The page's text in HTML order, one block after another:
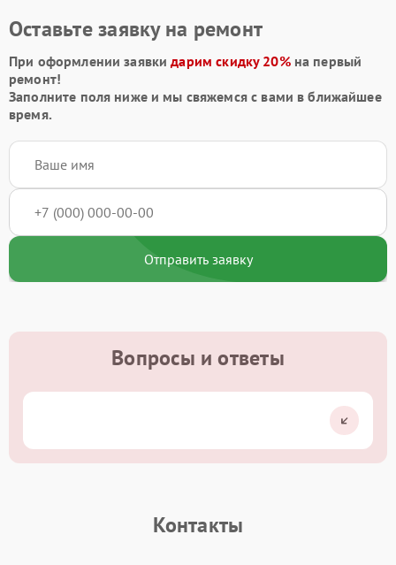
Оставьте заявку на ремонт
При оформлении заявкидарим скидку 20%на первый
ремонт!
Заполните поля ниже и мы свяжемся с вами в ближайшее
время.
Отправить заявку
Вопросы и ответы
Контакты